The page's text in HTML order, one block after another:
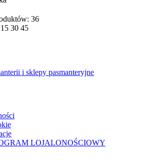
36
15 30 45
i sklepy pasmanteryjne
LOJALONOŚCIOWY